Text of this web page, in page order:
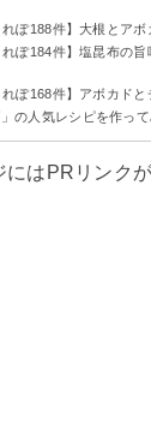
れぽ188件】大根とアボ
れぽ184件】塩昆布の
れぽ168件】アボカド
の人気レシピを作って
にはPRリンク